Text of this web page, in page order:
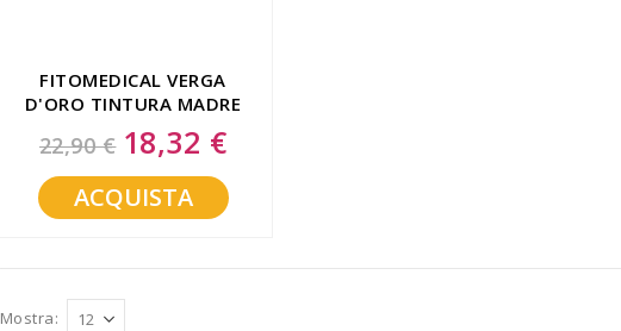
FITOMEDICAL VERGA
D'ORO TINTURA MADRE
100 ML BIO
22,90 € Special
Price
18,32 €
ACQUISTA
Mostra